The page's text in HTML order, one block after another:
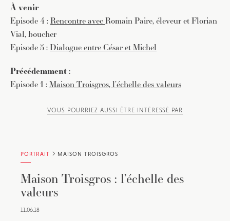
À venir
Episode 4 :Rencontre avecRomain Paire, éleveur et Florian
Vial, boucher
Episode 5 :Dialogue entre César et Michel
Précédemment :
Episode 1 :Maison Troisgros, l’échelle des valeurs
VOUS POURRIEZ AUSSI ÊTRE INTÉRESSÉ PAR
PORTRAIT MAISON TROISGROS
Maison Troisgros : l’échelle des
valeurs
11.06.18